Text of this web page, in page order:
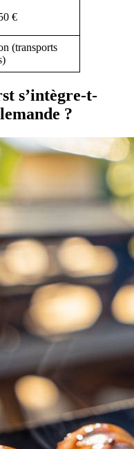
€
(transports
s’intègre-t-
?